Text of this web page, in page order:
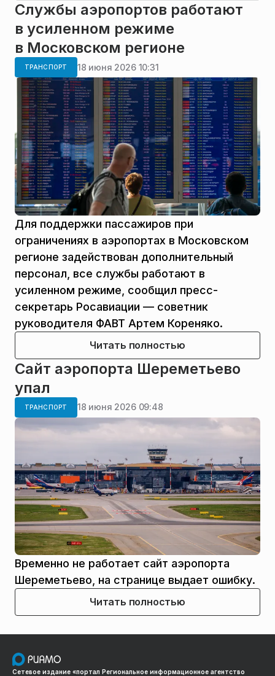
Службы аэропортов работают
в усиленном режиме
в Московском регионе
ТРАНСПОРТ 18 июня 2026 10:31
Для поддержки пассажиров при
ограничениях в аэропортах в Московском
регионе задействован дополнительный
персонал, все службы работают в
усиленном режиме, сообщил пресс-
секретарь Росавиации — советник
руководителя ФАВТ Артем Кореняко.
Читать полностью
Сайт аэропорта Шереметьево
упал
ТРАНСПОРТ 18 июня 2026 09:48
Временно не работает сайт аэропорта
Шереметьево, на странице выдает ошибку.
Читать полностью
Сетевое издание «портал Региональное информационное агентство